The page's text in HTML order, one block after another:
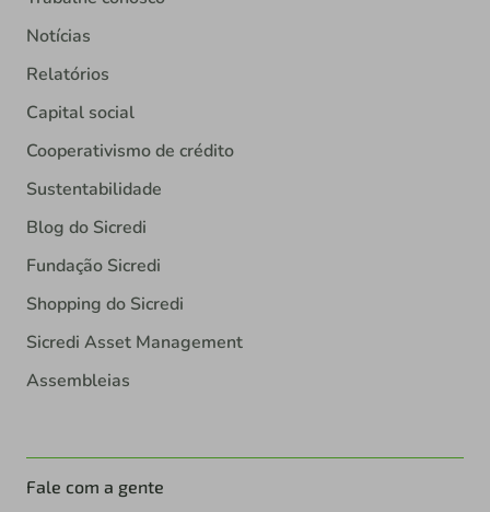
Notícias
Relatórios
Capital social
Cooperativismo de crédito
Sustentabilidade
Blog do Sicredi
Fundação Sicredi
Shopping do Sicredi
Sicredi Asset Management
Assembleias
Fale com a gente